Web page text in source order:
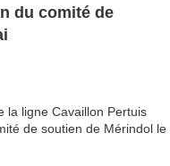
du comité de